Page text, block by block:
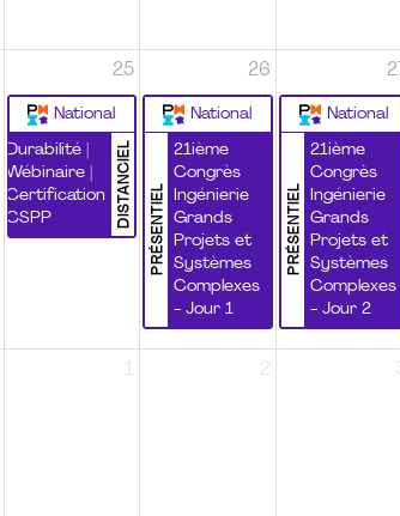
25
National
DISTANCIEL
Durabilité |
Wébinaire |
Certification
CSPP
26
National
PRÉSENTIEL
21ième
Congrès
Ingénierie
Grands
Projets et
Systèmes
Complexes
- Jour 1
National
PRÉSENTIEL
21ième
Congrès
Ingénierie
Grands
Projets et
Systèmes
Complexes
- Jour 2
1 2